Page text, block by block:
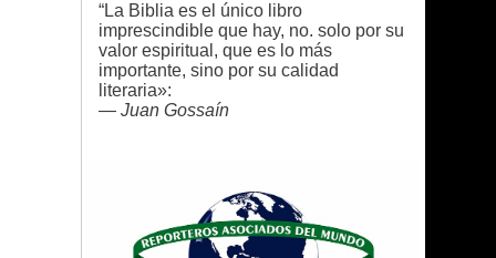
“La Biblia es el único libro
imprescindible que hay, no. solo por su
valor espiritual, que es lo más
importante, sino por su calidad
literaria»:
— Juan Gossaín